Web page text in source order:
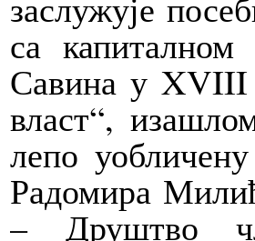
са
Савина у XVIII
власт“,
лепо
Радомира
– Друштво